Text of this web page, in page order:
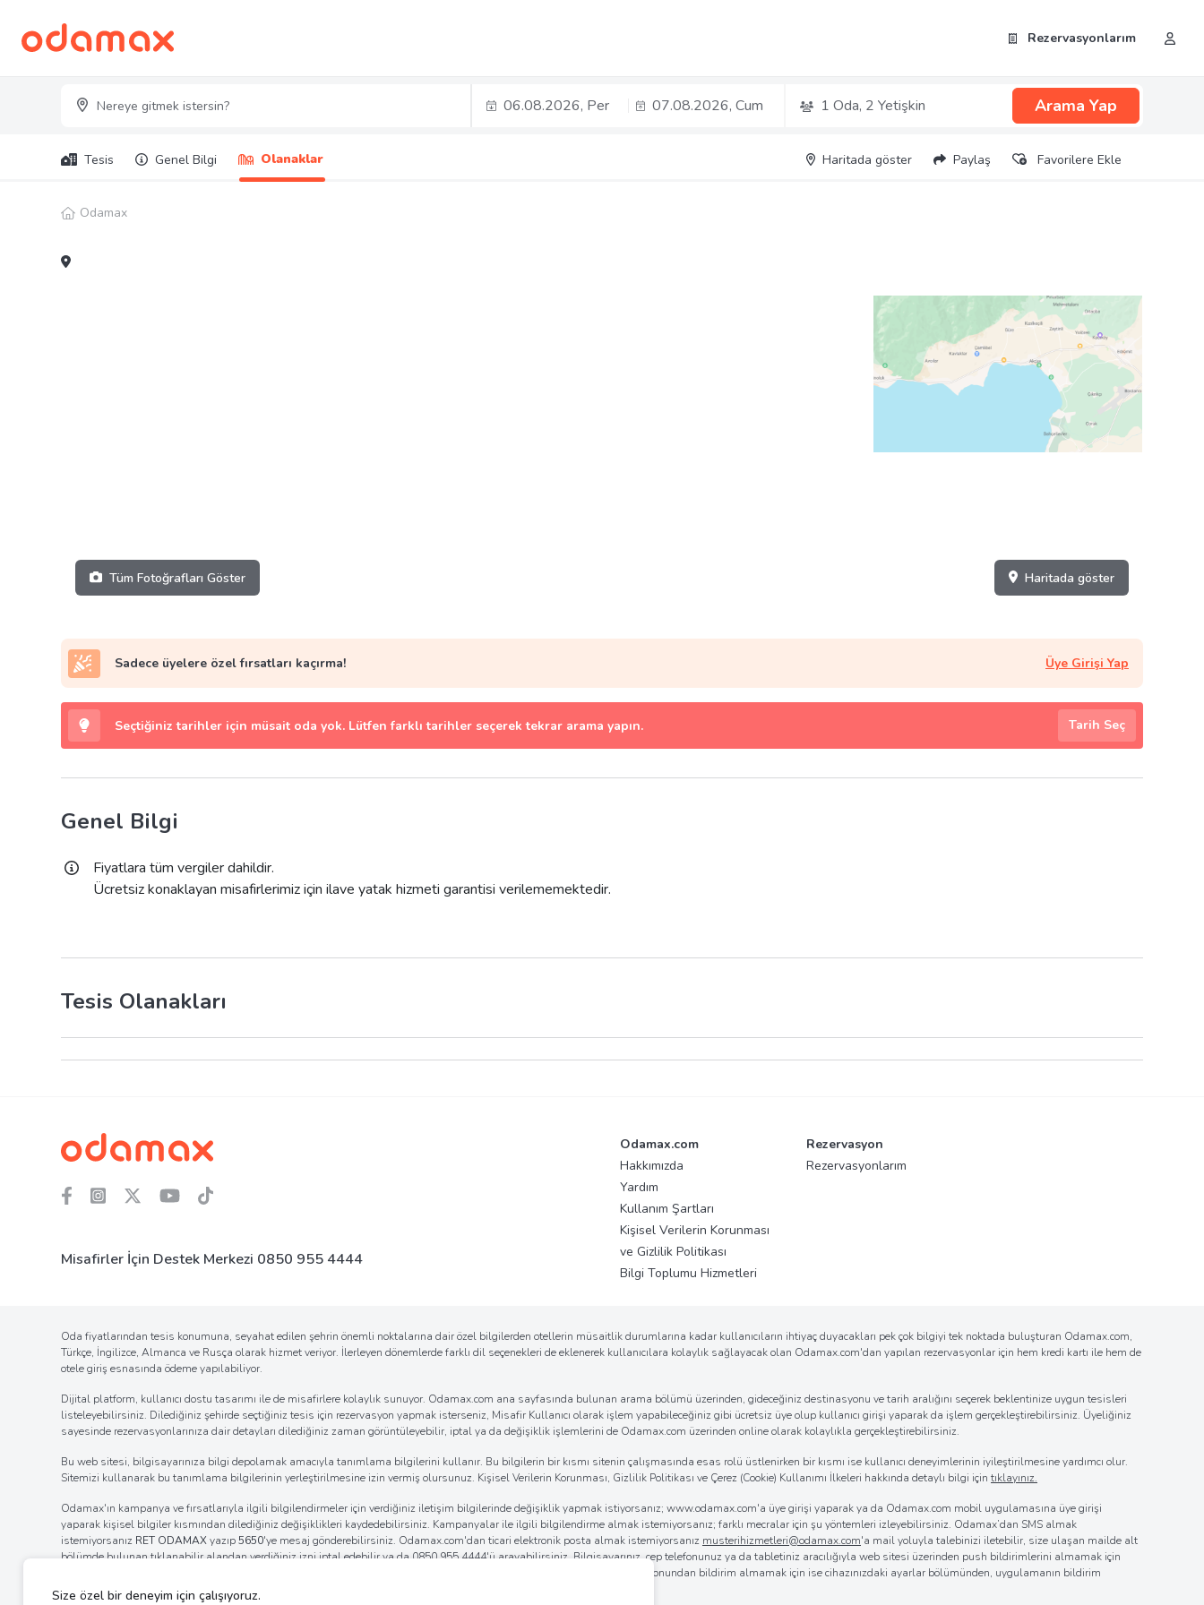
Rezervasyonlarım
06.08.2026, Per 07.08.2026, Cum 1 Oda, 2 Yetişkin Arama Yap
Tesis Genel Bilgi Olanaklar Haritada göster Paylaş Favorilere Ekle
Odamax
Tüm Fotoğrafları Göster Haritada göster
Sadece üyelere özel fırsatları kaçırma! Üye Girişi Yap
Seçtiğiniz tarihler için müsait oda yok. Lütfen farklı tarihler seçerek tekrar arama yapın. Tarih Seç
Genel Bilgi
Fiyatlara tüm vergiler dahildir.
Ücretsiz konaklayan misafirlerimiz için ilave yatak hizmeti garantisi verilememektedir.
Tesis Olanakları
Misafirler İçin Destek Merkezi 0850 955 4444
Odamax.com
Hakkımızda
Yardım
Kullanım Şartları
Kişisel Verilerin Korunması
ve Gizlilik Politikası
Bilgi Toplumu Hizmetleri
Rezervasyon
Rezervasyonlarım
Oda fiyatlarından tesis konumuna, seyahat edilen şehrin önemli noktalarına dair özel bilgilerden otellerin müsaitlik durumlarına kadar kullanıcıların ihtiyaç duyacakları pek çok bilgiyi tek noktada buluşturan Odamax.com,
Türkçe, İngilizce, Almanca ve Rusça olarak hizmet veriyor. İlerleyen dönemlerde farklı dil seçenekleri de eklenerek kullanıcılara kolaylık sağlayacak olan Odamax.com'dan yapılan rezervasyonlar için hem kredi kartı ile hem de
otele giriş esnasında ödeme yapılabiliyor.
Dijital platform, kullanıcı dostu tasarımı ile de misafirlere kolaylık sunuyor. Odamax.com ana sayfasında bulunan arama bölümü üzerinden, gideceğiniz destinasyonu ve tarih aralığını seçerek beklentinize uygun tesisleri
listeleyebilirsiniz. Dilediğiniz şehirde seçtiğiniz tesis için rezervasyon yapmak isterseniz, Misafir Kullanıcı olarak işlem yapabileceğiniz gibi ücretsiz üye olup kullanıcı girişi yaparak da işlem gerçekleştirebilirsiniz. Üyeliğiniz
sayesinde rezervasyonlarınıza dair detayları dilediğiniz zaman görüntüleyebilir, iptal ya da değişiklik işlemlerini de Odamax.com üzerinden online olarak kolaylıkla gerçekleştirebilirsiniz.
Bu web sitesi, bilgisayarınıza bilgi depolamak amacıyla tanımlama bilgilerini kullanır. Bu bilgilerin bir kısmı sitenin çalışmasında esas rolü üstlenirken bir kısmı ise kullanıcı deneyimlerinin iyileştirilmesine yardımcı olur.
Sitemizi kullanarak bu tanımlama bilgilerinin yerleştirilmesine izin vermiş olursunuz. Kişisel Verilerin Korunması, Gizlilik Politikası ve Çerez (Cookie) Kullanımı İlkeleri hakkında detaylı bilgi için tıklayınız.
Odamax'ın kampanya ve fırsatlarıyla ilgili bilgilendirmeler için verdiğiniz iletişim bilgilerinde değişiklik yapmak istiyorsanız; www.odamax.com'a üye girişi yaparak ya da Odamax.com mobil uygulamasına üye girişi
yaparak kişisel bilgiler kısmından dilediğiniz değişiklikleri kaydedebilirsiniz. Kampanyalar ile ilgili bilgilendirme almak istemiyorsanız; farklı mecralar için şu yöntemleri izleyebilirsiniz. Odamax’dan SMS almak
istemiyorsanız RET ODAMAXyazıp5650'ye mesaj gönderebilirsiniz. Odamax.com'dan ticari elektronik posta almak istemiyorsanız musterihizmetleri@odamax.com'a mail yoluyla talebinizi iletebilir, size ulaşan mailde alt
bölümde bulunan tıklanabilir alandan verdiğiniz izni iptal edebilir ya da 0850 955 4444'ü arayabilirsiniz. Bilgisayarınız, cep telefonunuz ya da tabletiniz aracılığıyla web sitesi üzerinden push bildirimlerini almamak için
internet tarayıcınızın ayarlar bölümünden bildirim izinlerinin kaldırılmasını sağlayabilirsiniz. Odamax.com mobil aplikasyonundan bildirim almamak için ise cihazınızdaki ayarlar bölümünden, uygulamanın bildirim
ayarlarını değiştirerek bildirim alımına engel olabilirsiniz.